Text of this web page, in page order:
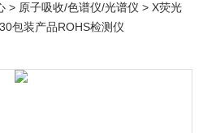
> 原子吸收/色谱仪/光谱仪 >X荧光
包装产品ROHS检测仪